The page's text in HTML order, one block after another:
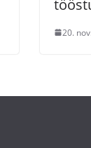
20.